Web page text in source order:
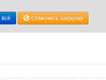
всё Отменить загрузку